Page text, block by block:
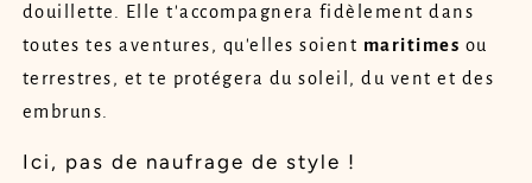
douillette. Elle t'accompagnera fidèlement dans
toutes tes aventures, qu'elles soient maritimes ou
terrestres, et te protégera du soleil, du vent et des
embruns.
Ici, pas de naufrage de style !